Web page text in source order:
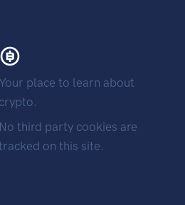
Your place to learn about
crypto.
No third party cookies are
on this site.